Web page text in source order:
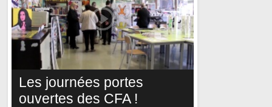
Les journées portes
ouvertes des CFA !